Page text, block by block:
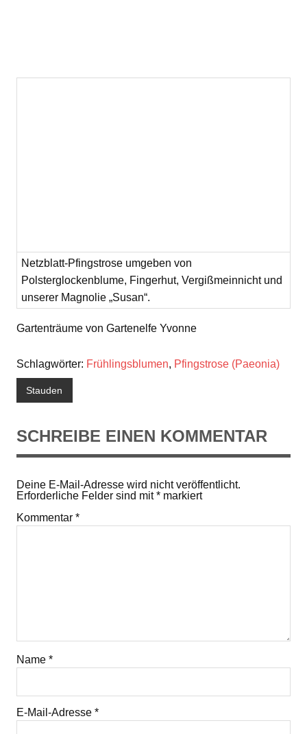
Netzblatt-Pfingstrose umgeben von
Polsterglockenblume, Fingerhut, Vergißmeinnicht und
unserer Magnolie „Susan“.
Gartenträume von Gartenelfe Yvonne
Schlagwörter: Frühlingsblumen, Pfingstrose (Paeonia)
Stauden
SCHREIBE EINEN KOMMENTAR
Deine E-Mail-Adresse wird nicht veröffentlicht.
Erforderliche Felder sind mit* markiert
Kommentar *
Name *
E-Mail-Adresse *